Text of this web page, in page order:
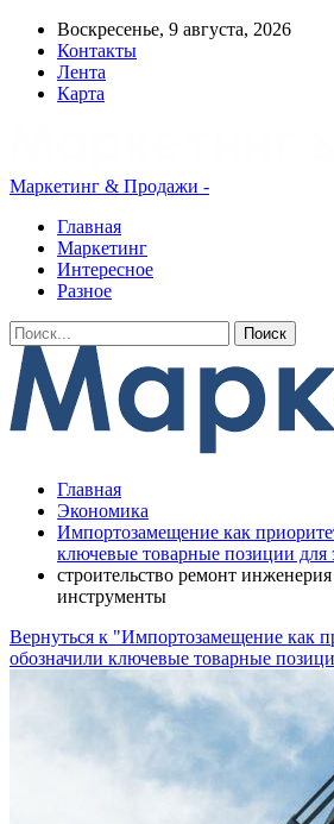
Воскресенье, 9 августа, 2026
Контакты
Лента
Карта
Маркетинг & Продажи -
Главная
Маркетинг
Интересное
Разное
Главная
Экономика
Импортозамещение как
ключевые товарные позиции для
строительство ремонт
инструменты
Вернуться к "Импортозамещение как
обозначили ключевые товарные